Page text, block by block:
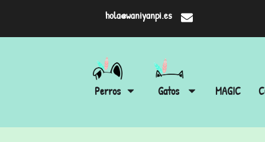
hola@waniyanpi.es
Perros Gatos MAGIC